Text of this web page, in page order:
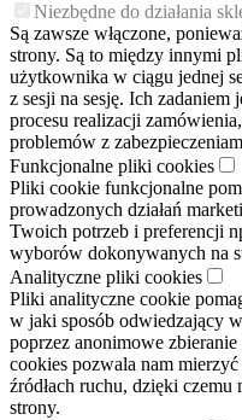
Niezbędne do działania
Są zawsze włączone,
strony. Są to między innymi
użytkownika w ciągu jednej
z sesji na sesję. Ich zadaniem
procesu realizacji
problemów z
Funkcjonalne pliki cookies
Pliki cookie funkcjonalne
prowadzonych działań
Twoich potrzeb i preferencji
wyborów dokonywanych na
Analityczne pliki cookies
Pliki analityczne cookie
w jaki sposób odwiedzający
poprzez anonimowe
cookies pozwala nam
źródłach ruchu, dzięki czemu
strony.